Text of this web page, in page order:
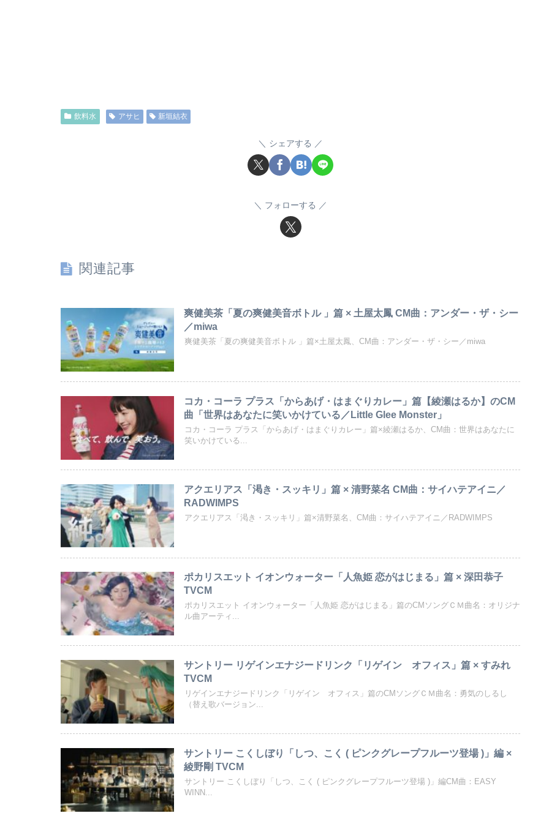
飲料水 アサヒ 新垣結衣
シェアする
フォローする
関連記事
爽健美茶「夏の爽健美音ボトル 」篇 × 土屋太鳳 CM曲：アンダー・ザ・シー
／miwa
爽健美茶「夏の爽健美音ボトル 」篇×土屋太鳳、CM曲：アンダー・ザ・シー／miwa
コカ・コーラ プラス「からあげ・はまぐりカレー」篇【綾瀬はるか】のCM
曲「世界はあなたに笑いかけている／Little Glee Monster」
コカ・コーラ プラス「からあげ・はまぐりカレー」篇×綾瀬はるか、CM曲：世界はあなたに
笑いかけている...
アクエリアス「渇き・スッキリ」篇 × 清野菜名 CM曲：サイハテアイニ／
RADWIMPS
アクエリアス「渇き・スッキリ」篇×清野菜名、CM曲：サイハテアイニ／RADWIMPS
ポカリスエット イオンウォーター「人魚姫 恋がはじまる」篇 × 深田恭子
TVCM
ポカリスエット イオンウォーター「人魚姫 恋がはじまる」篇のCMソングＣＭ曲名：オリジナ
ル曲アーティ...
サントリー リゲインエナジードリンク「リゲイン オフィス」篇 × すみれ
TVCM
リゲインエナジードリンク「リゲイン オフィス」篇のCMソングＣＭ曲名：勇気のしるし
（替え歌バージョン...
サントリー こくしぼり「しつ、こく ( ピンクグレープフルーツ登場 )」編 ×
綾野剛 TVCM
サントリー こくしぼり「しつ、こく ( ピンクグレープフルーツ登場 )」編CM曲：EASY
WINN...